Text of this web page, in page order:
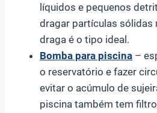
líquidos e pequenos
dragar partículas sólidas
draga é o tipo ideal.
Bomba para piscina –
o reservatório e fazer
evitar o acúmulo de
piscina também tem